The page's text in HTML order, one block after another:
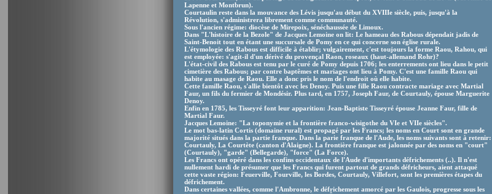
Lapenne et Montbrun).
Courtaulin reste dans la mouvance des Lévis jusqu'au début du XVIIIe siècle, puis, jusqu'à la
Révolution, s'administrera librement comme communauté.
Sous l'ancien régime: diocèse de Mirepoix, sénéchaussée de Limoux.
Dans "L'histoire de la Bezole" de Jacques Lemoine on lit: Le hameau des Rabous dépendait jadis de
Saint-Benoit tout en étant une succursale de Pomy en ce qui concerne son église rurale.
L'étymologie des Rabous est difficile à établir; vulgairement, c'est toujours la forme Raou, Rahou, qui
est employée: s'agit-il d'un dérivé du provençal Raon, roseaux (haut-allemand Rohr)?
L'état-civil des Rabous est tenu par le curé de Pomy depuis 1706; les enterrements ont lieu dans le petit
cimetière des Rabous; par contre baptêmes et mariages ont lieu à Pomy. C'est une famille Raou qui
habite au masage de Raou. Elle a donc pris le nom de l'endroit où elle habite.
Cette famille Raou, s'allie bientôt avec les Denoy. Puis une fille Raou contracte mariage avec Martial
Faur, un fils du fermier de Mondésir. Plus tard, en 1757, Joseph Faur, de Courtauly, épouse Marguerite
Denoy.
Enfin en 1785, les Tisseyré font leur apparition: Jean-Baptiste Tisseyré épouse Jeanne Faur, fille de
Martial Faur.
Jacques Lemoine: "La toponymie et la frontière franco-wisigothe du VIe et VIIe siècles".
Le mot bas-latin Cortis (domaine rural) est propagé par les Francs; les noms en Court sont en grande
majorité situés dans la partie franque. Dans la parie franque de l'Aude, les noms suivants sont à retenir:
Courtauly, La Courtète (canton d'Alaigne). La frontière franque est jalonnée par des noms en "court"
(Courtauly), "garde" (Bellegarde), "force" (La Force).
Les Francs ont opéré dans les confins occidentaux de l'Aude d'importants défrichements (..). Il n'est
nullement hardi de présumer que les Francs qui furent partout de grands défricheurs, aient attaqué
cette vaste région: Feuerville, Fourville, les Bordes, Courtauly, Villefort, sont les premières étapes du
défrichement.
Dans certaines vallées, comme l'Ambronne, le défrichement amorcé par les Gaulois, progresse sous les